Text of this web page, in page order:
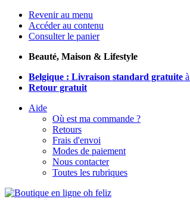
Revenir au menu
Accéder au contenu
Consulter le panier
Beauté, Maison & Lifestyle
Belgique : Livraison standard gratuite
Retour gratuit
Aide
Où est ma commande ?
Retours
Frais d'envoi
Modes de paiement
Nous contacter
Toutes les rubriques